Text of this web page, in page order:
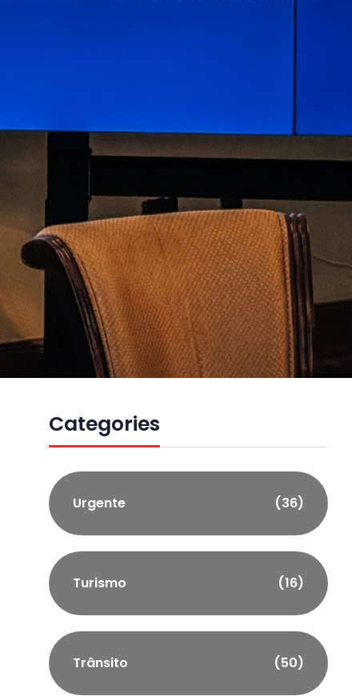
Categories
Urgente (36)
Turismo (16)
Trânsito (50)